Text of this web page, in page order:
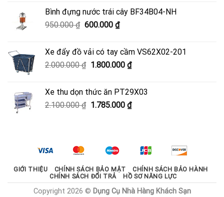
3.700.000 ₫.là:
Bình đựng nước trái cây BF34B04-NH
950.000₫ Giá
950.000 ₫.
600.000 ₫Giá
là:
600.000 ₫.
Xe đẩy đồ vải có tay cầm VS62X02-201
2.000.000₫ Giá
2.000.000 ₫.
1.800.000 ₫Giá
là:
1.800.000 ₫.
Xe thu dọn thức ăn PT29X03
2.100.000₫ Giá
1.785.000 ₫Giá
1.785.000 ₫.
GIỚI THIỆU CHÍNH SÁCH BẢO MẬT
CHÍNH SÁCH BẢO HÀNH
CHÍNH SÁCH ĐỔI TRẢ
HỒ SƠ NĂNG LỰC
Copyright 2026 © Dụng Cụ Nhà Hàng Khách Sạn